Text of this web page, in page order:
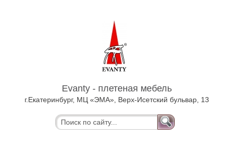
Evanty - плетеная мебель
г.Екатеринбург, МЦ «ЭМА», Верх-Исетский бульвар, 13